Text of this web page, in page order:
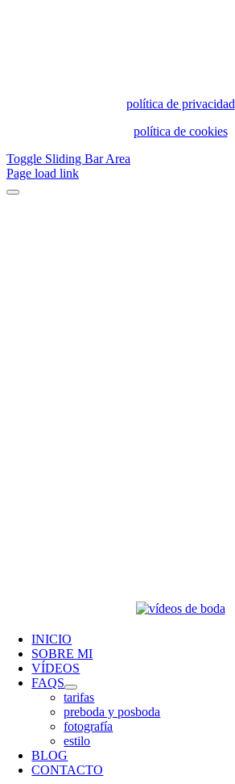
política de privacidad
política de cookies
Toggle Sliding Bar Area
Page load link
INICIO
SOBRE MI
VÍDEOS
FAQS
tarifas
preboda y posboda
fotografía
estilo
BLOG
CONTACTO